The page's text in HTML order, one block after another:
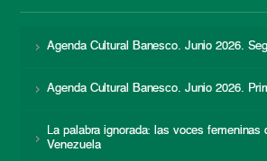
Agenda Cultural Banesco. Junio 2026.
Agenda Cultural Banesco. Junio 2026.
La palabra ignorada: las voces femeninas
Venezuela